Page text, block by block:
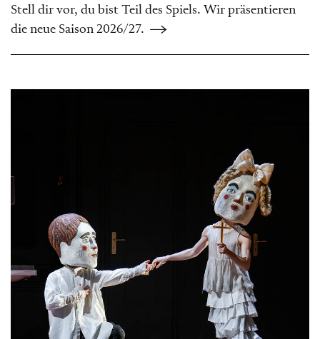
Stell dir vor, du bist Teil des Spiels. Wir präsentieren
die neue Saison 2026/27.